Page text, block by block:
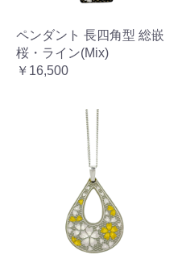
ペンダント 長四角型 総嵌
桜・ライン(Mix)
￥16,500